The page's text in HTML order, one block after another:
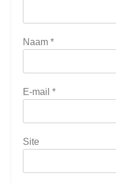
Naam *
E-mail *
Site